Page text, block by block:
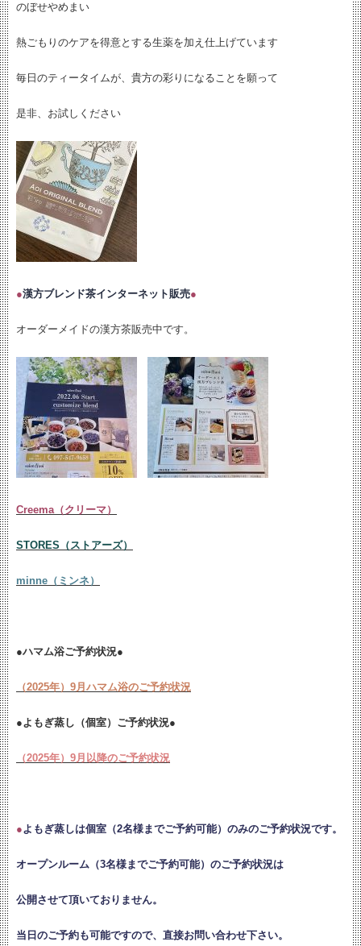
のぼせやめまい
熱ごもりのケアを得意とする生薬を加え仕上げています
毎日のティータイムが、貴方の彩りになることを願って
是非、お試しください
●漢方ブレンド茶インターネット販売●
オーダーメイドの漢方茶販売中です。
Creema（クリーマ）
STORES（ストアーズ）
minne（ミンネ）
●ハマム浴ご予約状況●
（2025年）9月ハマム浴のご予約状況
●よもぎ蒸し（個室）ご予約状況●
（2025年）9月以降のご予約状況
●よもぎ蒸しは個室（2名様までご予約可能）のみのご予約状況です。
オープンルーム（3名様までご予約可能）のご予約状況は
公開させて頂いておりません。
当日のご予約も可能ですので、直接お問い合わせ下さい。